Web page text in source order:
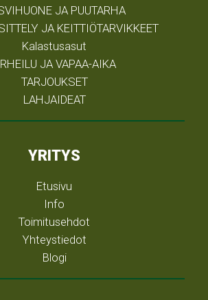
JA PUUTARHA
JA KEITTIÖTARVIKKEET
Kalastusasut
JA VAPAA-AIKA
TARJOUKSET
LAHJAIDEAT
YRITYS
Etusivu
Info
Toimitusehdot
Yhteystiedot
Blogi